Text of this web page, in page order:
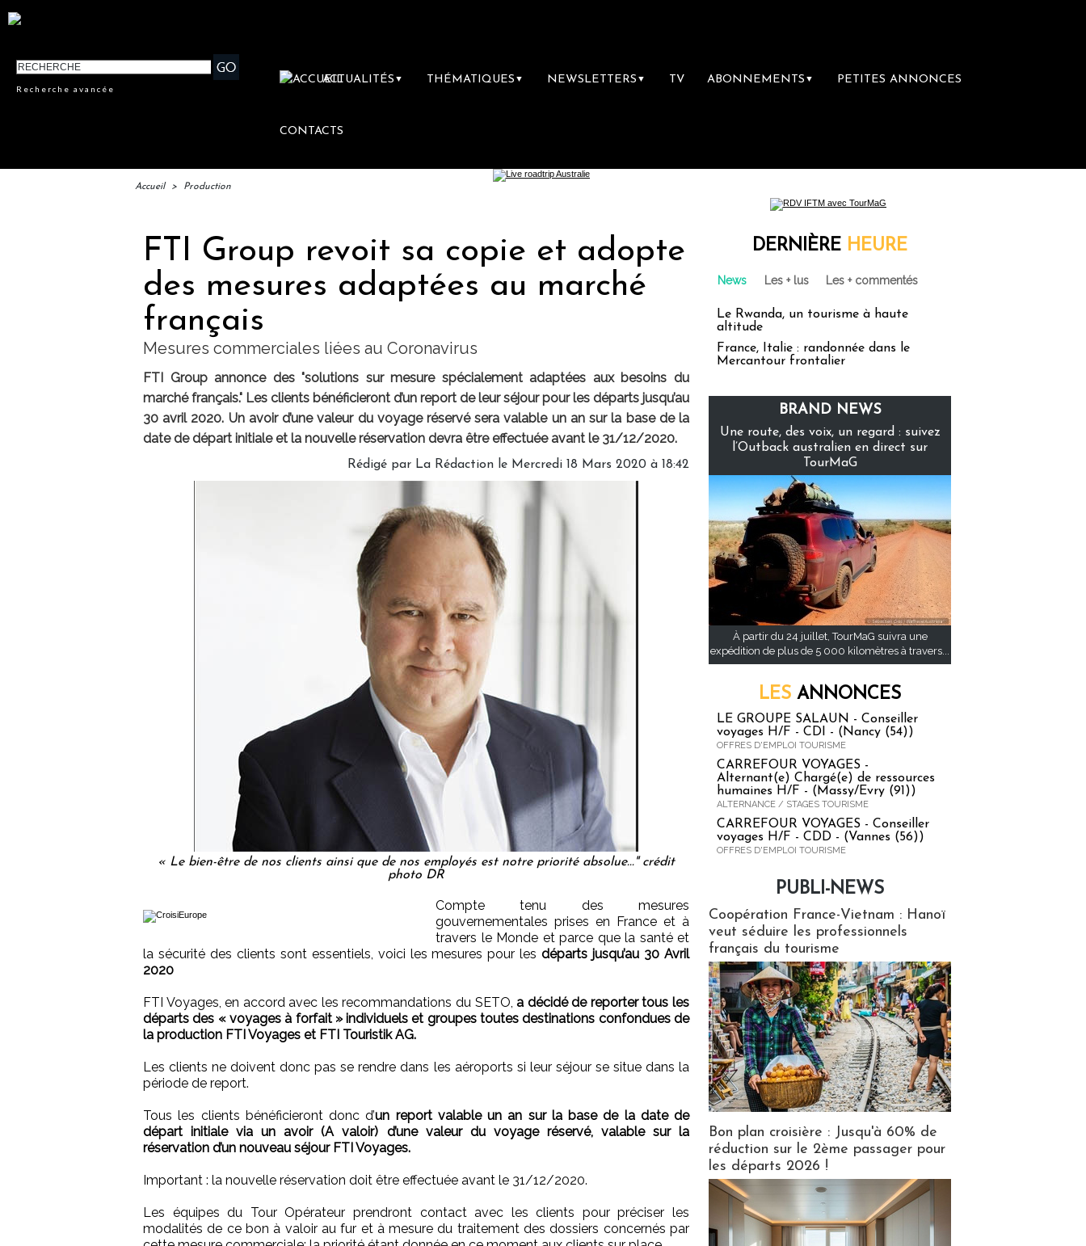
Recherche avancée
ACTUALITÉS ▼ THÉMATIQUES ▼ NEWSLETTERS ▼ TV ABONNEMENTS ▼ PETITES ANNONCES
CONTACTS
Accueil > Production
FTI Group revoit sa copie et adopte
des mesures adaptées au marché
français
Mesures commerciales liées au Coronavirus
FTI Group annonce des "solutions sur mesure spécialement adaptées aux besoins du
marché français." Les clients bénéficieront d’un report de leur séjour pour les départs jusqu’au
30 avril 2020. Un avoir d’une valeur du voyage réservé sera valable un an sur la base de la
date de départ initiale et la nouvelle réservation devra être effectuée avant le 31/12/2020.
Rédigé par La Rédaction le Mercredi 18 Mars 2020 à 18:42
« Le bien-être de nos clients ainsi que de nos employés est notre priorité absolue..." crédit
photo DR
Compte tenu des mesures
gouvernementales prises en France et à
travers le Monde et parce que la santé et
la sécurité des clients sont essentiels, voici les mesures pour lesdéparts jusqu’au 30 Avril
2020
FTI Voyages, en accord avec les recommandations du SETO,a décidé de reporter tous les
départs des « voyages à forfait » individuels et groupes toutes destinations confondues de
la production FTI Voyages et FTI Touristik AG.
Les clients ne doivent donc pas se rendre dans les aéroports si leur séjour se situe dans la
période de report.
Tous les clients bénéficieront donc d’un report valable un an sur la base de la date de
départ initiale via un avoir (A valoir) d’une valeur du voyage réservé, valable sur la
réservation d’un nouveau séjour FTI Voyages.
Important : la nouvelle réservation doit être effectuée avant le 31/12/2020.
Les équipes du Tour Opérateur prendront contact avec les clients pour préciser les
modalités de ce bon à valoir au fur et à mesure du traitement des dossiers concernés par
DERNIÈRE HEURE
News Les + lus Les + commentés
Le Rwanda, un tourisme à haute
altitude
France, Italie : randonnée dans le
Mercantour frontalier
BRAND NEWS
Une route, des voix, un regard : suivez
l’Outback australien en direct sur
TourMaG
À partir du 24 juillet, TourMaG suivra une
expédition de plus de 5 000 kilomètres à travers...
LES ANNONCES
LE GROUPE SALAUN - Conseiller
voyages H/F - CDI - (Nancy (54))
OFFRES D'EMPLOI TOURISME
CARREFOUR VOYAGES -
Alternant(e) Chargé(e) de ressources
humaines H/F - (Massy/Evry (91))
ALTERNANCE / STAGES TOURISME
CARREFOUR VOYAGES - Conseiller
voyages H/F - CDD - (Vannes (56))
OFFRES D'EMPLOI TOURISME
PUBLI-NEWS
Coopération France-Vietnam : Hanoï
veut séduire les professionnels
français du tourisme
Bon plan croisière : Jusqu'à 60% de
réduction sur le 2ème passager pour
les départs 2026 !